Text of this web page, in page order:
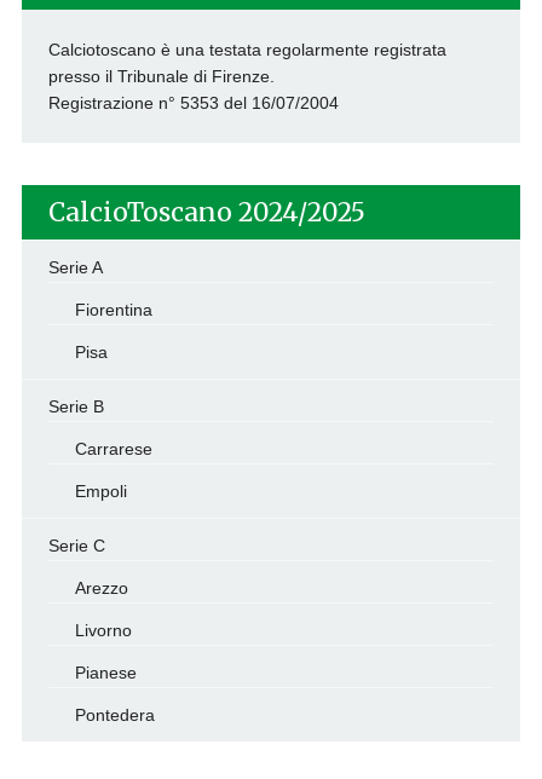
Calciotoscano è una testata regolarmente registrata
presso il Tribunale di Firenze.
Registrazione n° 5353 del 16/07/2004
CalcioToscano 2024/2025
Serie A
Fiorentina
Pisa
Serie B
Carrarese
Empoli
Serie C
Arezzo
Livorno
Pianese
Pontedera